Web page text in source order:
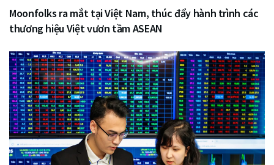
Moonfolks ra mắt tại Việt Nam, thúc đẩy hành trình các
thương hiệu Việt vươn tầm ASEAN